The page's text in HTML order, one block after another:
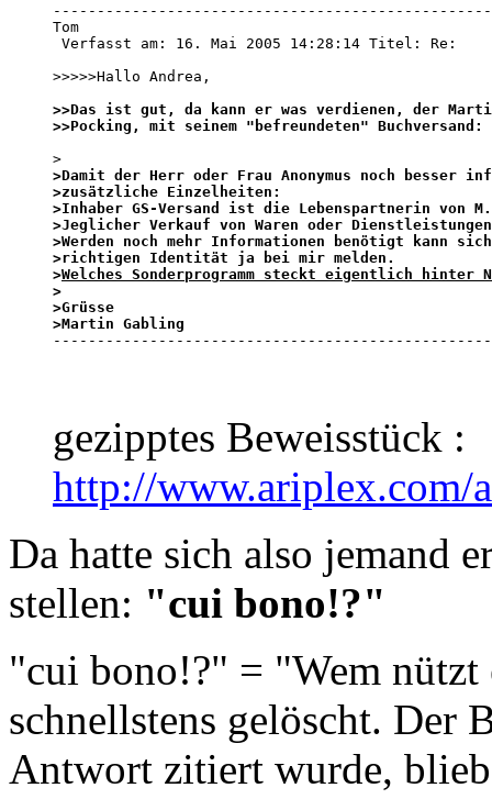
Tom
Verfasst am: 16. Mai 2005 14:28:14 Titel: Re:
>>>>>Hallo Andrea,
>>Das ist gut, da kann er was verdienen, der
>>Pocking, mit seinem "befreundeten" Buchversand:
>Damit der Herr oder Frau Anonymus noch besser
>zusätzliche Einzelheiten:
>Inhaber GS-Versand ist die Lebenspartnerin von
>Jeglicher Verkauf von Waren oder
>Werden noch mehr Informationen benötigt kann
>richtigen Identität ja bei mir melden.
>Welches Sonderprogramm steckt eigentlich hinter
>
>Grüsse
>Martin Gabling
gezipptes Beweisstück :
http://www.ariplex.com/
Da hatte sich also jemand
stellen: "cui bono!?"
"cui bono!?" = "Wem nützt
schnellstens gelöscht. Der
Antwort zitiert wurde, blieb